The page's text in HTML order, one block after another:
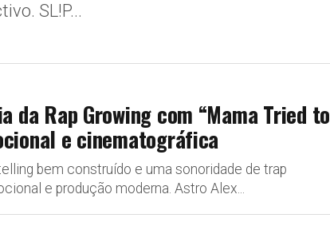
SL!P...
Rap Growing com “Mama Tried to
e cinematográfica
bem construído e uma sonoridade de trap
e produção moderna. Astro Alex...